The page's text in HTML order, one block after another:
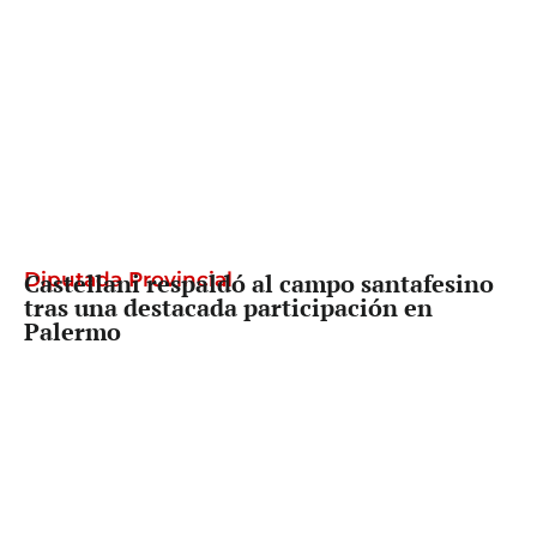
Diputada Provincial
Castellani respaldó al campo santafesino
tras una destacada participación en
Palermo